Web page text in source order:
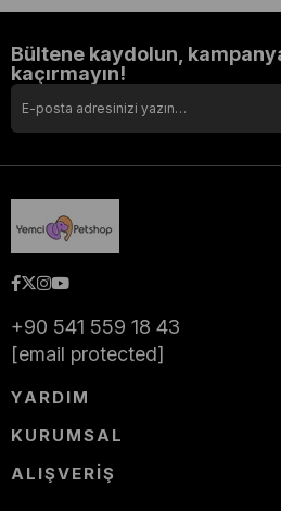
Bültene kaydolun,
kaçırmayın!
+90 541 559 18 43
[email protected]
YARDIM
KURUMSAL
ALIŞVERİŞ